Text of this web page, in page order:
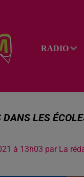
RADIO
LES
à 13h03 par La